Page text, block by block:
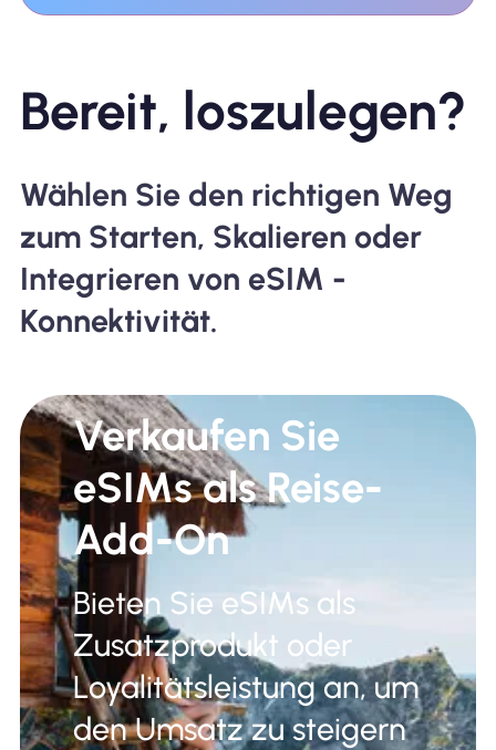
Bereit, loszulegen?
Wählen Sie den richtigen Weg
zum Starten, Skalieren oder
Integrieren von eSIM -
Konnektivität.
Verkaufen Sie
eSIMs als Reise-
Add-On
Bieten Sie eSIMs als
Zusatzprodukt oder
Loyalitätsleistung an, um
den Umsatz zu steigern